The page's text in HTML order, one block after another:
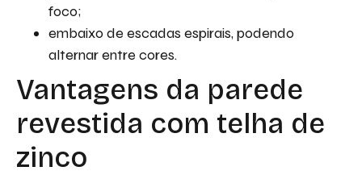
foco;
embaixo de escadas espirais, podendo
alternar entre cores.
Vantagens da parede
revestida com telha de
zinco